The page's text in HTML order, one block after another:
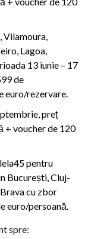
Vilamoura,
Lagoa,
13 iunie – 17
de
euro/rezervare.
preț
+ voucher de 120
pentru
București, Cluj-
cu zbor
euro/persoană.
spre: